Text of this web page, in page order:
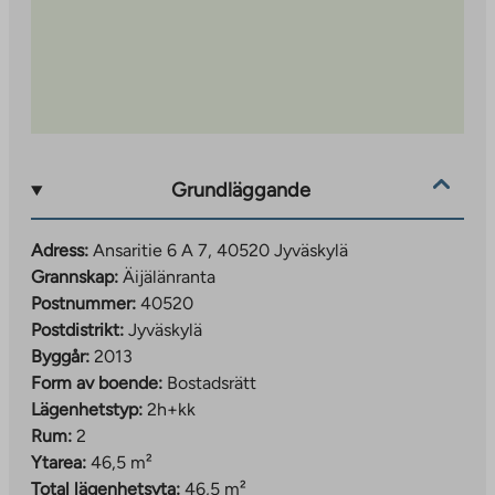
Grundläggande
Adress: Ansaritie 6 A 7, 40520 Jyväskylä
Grannskap: Äijälänranta
Postnummer: 40520
Postdistrikt: Jyväskylä
Byggår: 2013
Form av boende: Bostadsrätt
Lägenhetstyp: 2h+kk
Rum: 2
Ytarea: 46,5 m²
Total lägenhetsyta: 46,5 m²